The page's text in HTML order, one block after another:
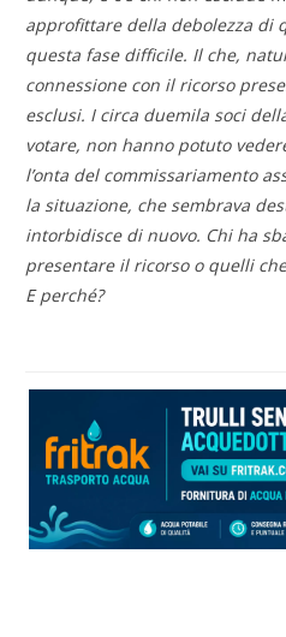
approfittare della debolezza di
questa fase difficile. Il che,
connessione con il ricorso
esclusi. I circa duemila soci
votare, non hanno potuto
l’onta del commissariamento
la situazione, che sembrava
intorbidisce di nuovo. Chi ha
presentare il ricorso o quelli
E perché?